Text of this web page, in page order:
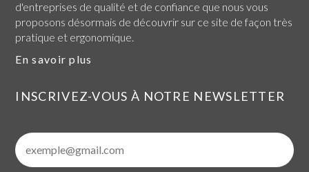
d'entreprises de qualité et de confiance que nous vous
proposons désormais de découvrir sur ce site de façon très
pratique et ergonomique.
En savoir plus
INSCRIVEZ-VOUS À NOTRE NEWSLETTER